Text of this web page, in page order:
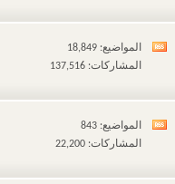
هذا
المنتدى
مشاهدة
هذا
المنتدى
المواضيع: 18,849
المشاركات: 137,516
مشاهدة
هذا
المواضيع: 843
المشاركات: 22,200